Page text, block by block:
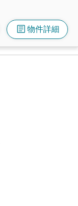
article物件詳細